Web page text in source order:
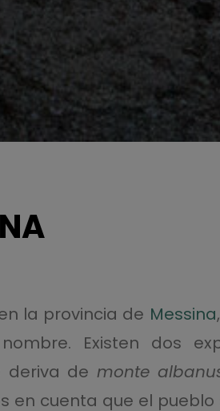
la provincia de Messina
Existen dos
deriva de monte
en cuenta que el pueblo